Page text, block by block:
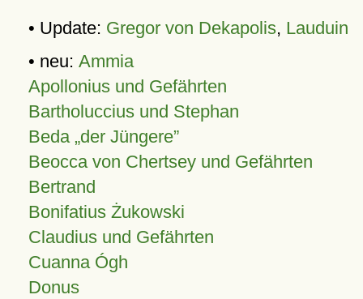
• Update: Gregor von Dekapolis, Lauduin
• neu: Ammia
Apollonius und Gefährten
Bartholuccius und Stephan
Beda „der Jüngere”
Beocca von Chertsey und Gefährten
Bertrand
Bonifatius Żukowski
Claudius und Gefährten
Cuanna Ógh
Donus